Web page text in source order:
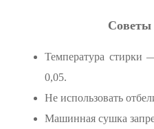
Советы
Температура
0,05.
Не использовать
Машинная сушка